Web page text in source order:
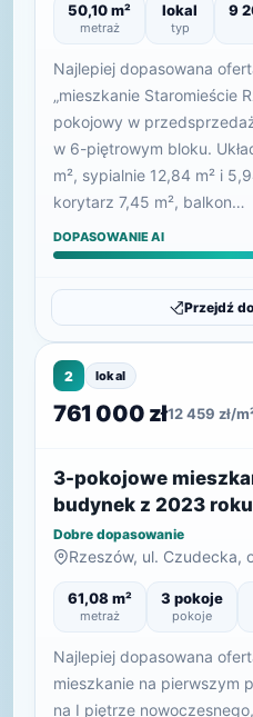
50,10 m²
metraż
lokal
typ
9
Najlepiej dopasowana
„mieszkanie Staromieście
pokojowy w
w 6-piętrowym bloku.
m², sypialnie 12,84 m² i
korytarz 7,45 m², balkon…
DOPASOWANIE AI
Przejdź
2 lokal
761 000 zł12 459 zł/
3-pokojowe
budynek z 2023 roku
Dobre dopasowanie
Rzeszów, ul. Czudecka,
61,08 m²
metraż
3 pokoje
pokoje
Najlepiej dopasowana
mieszkanie na pierwszym
na I piętrze